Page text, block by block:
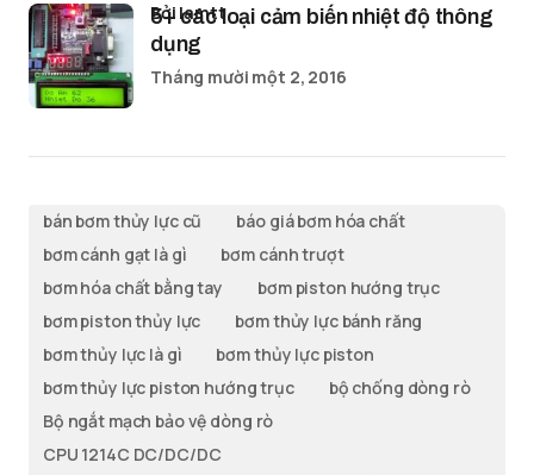
5+ các loại cảm biến nhiệt độ thông
dụng
bởi lamtt
Tháng mười một 2, 2016
bán bơm thủy lực cũ
báo giá bơm hóa chất
bơm cánh gạt là gì
bơm cánh trượt
bơm hóa chất bằng tay
bơm piston hướng trục
bơm piston thủy lực
bơm thủy lực bánh răng
bơm thủy lực là gì
bơm thủy lực piston
bơm thủy lực piston hướng trục
bộ chống dòng rò
Bộ ngắt mạch bảo vệ dòng rò
CPU 1214C DC/DC/DC